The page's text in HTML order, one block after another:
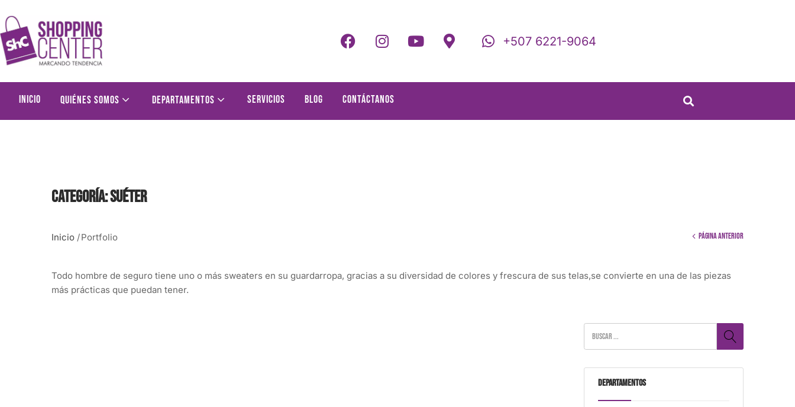
+507 6221-9064
Inicio Quiénes somos Departamentos Servicios Blog Contáctanos
Categoría:Suéter
Inicio /Portfolio Página anterior
Todo hombre de seguro tiene uno o más sweaters en su guardarropa, gracias a su diversidad de colores y frescura de sus telas,se convierte en una de las piezas
más prácticas que puedan tener.
Departamentos